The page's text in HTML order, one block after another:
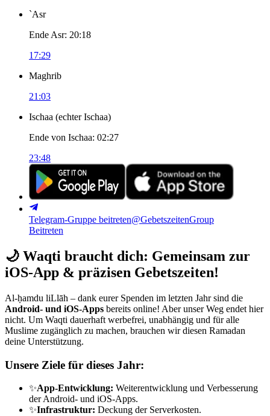
`Asr
Ende Asr: 20:18
17:29
Maghrib
21:03
Ischaa (echter Ischaa)
Ende von Ischaa: 02:27
23:48
Telegram-Gruppe beitreten@GebetszeitenGroup
Beitreten
🌙 Waqti braucht dich: Gemeinsam zur
iOS-App & präzisen Gebetszeiten!
Al-ḥamdu liLlāh – dank eurer Spenden im letzten Jahr sind die
Android- und iOS-Apps bereits online! Aber unser Weg endet hier
nicht. Um Waqti dauerhaft werbefrei, unabhängig und für alle
Muslime zugänglich zu machen, brauchen wir diesen Ramadan
deine Unterstützung.
Unsere Ziele für dieses Jahr:
✨App-Entwicklung: Weiterentwicklung und Verbesserung
der Android- und iOS-Apps.
✨Infrastruktur: Deckung der Serverkosten.